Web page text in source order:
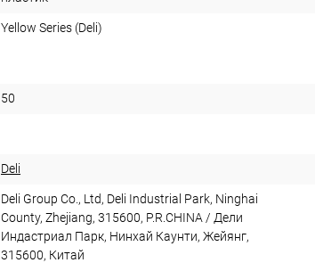
Yellow Series (Deli)
50
Deli
Deli Group Co., Ltd, Deli Industrial Park, Ninghai
County, Zhejiang, 315600, P.R.CHINA / Дели
Индастриал Парк, Нинхай Каунти, Жейянг,
315600, Китай